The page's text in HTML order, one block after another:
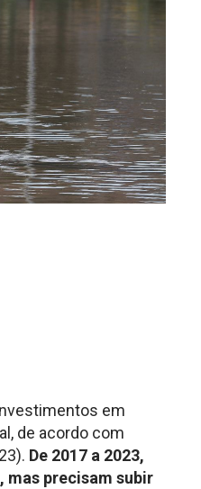
em
de acordo com
De 2017 a 2023,
mas precisam subir